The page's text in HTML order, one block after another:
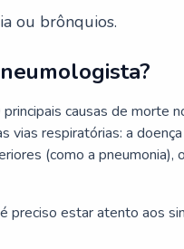
ou brônquios.
causas de morte
vias respiratórias: a
(como a pneumonia),
preciso estar atento aos